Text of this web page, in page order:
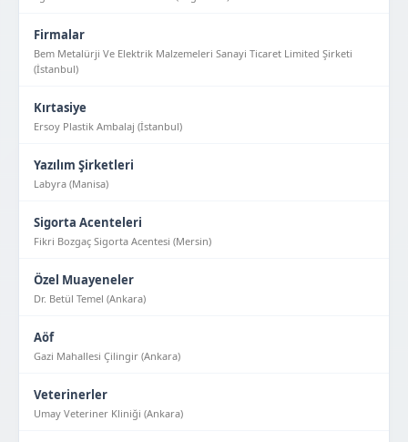
Firmalar
Bem Metalürji Ve Elektrik Malzemeleri Sanayi Ticaret Limited Şirketi
(İstanbul)
Kırtasiye
Ersoy Plastik Ambalaj (İstanbul)
Yazılım Şirketleri
Labyra (Manisa)
Sigorta Acenteleri
Fikri Bozgaç Sigorta Acentesi (Mersin)
Özel Muayeneler
Dr. Betül Temel (Ankara)
Aöf
Gazi Mahallesi Çilingir (Ankara)
Veterinerler
Umay Veteriner Kliniği (Ankara)